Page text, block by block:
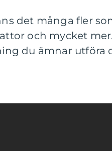
det många fler
och mycket
du ämnar utföra